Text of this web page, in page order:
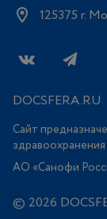
125375 г.
DOCSFERA.RU
Сайт
АО «Санофи
© 2026